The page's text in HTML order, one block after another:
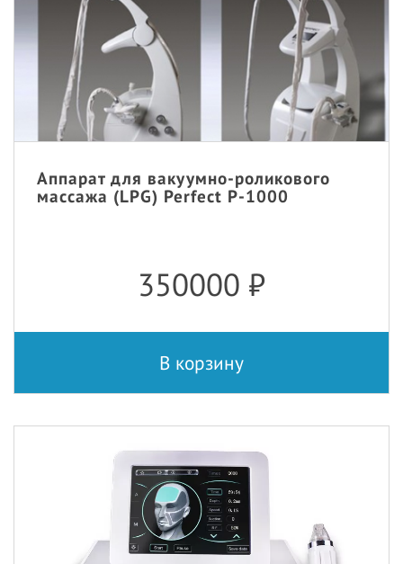
Аппарат для вакуумно-роликового
массажа (LPG) Perfect P-1000
350000 ₽
В корзину